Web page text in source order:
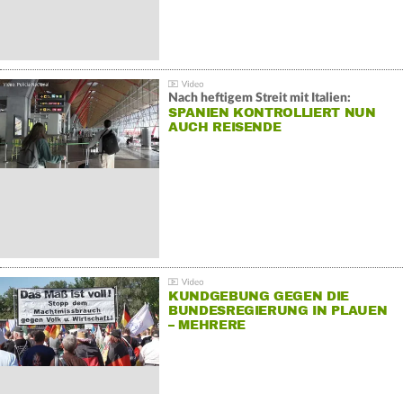
Nach heftigem Streit mit Italien:
SPANIEN KONTROLLIERT NUN
AUCH REISENDE
KUNDGEBUNG GEGEN DIE
BUNDESREGIERUNG IN PLAUEN
– MEHRERE